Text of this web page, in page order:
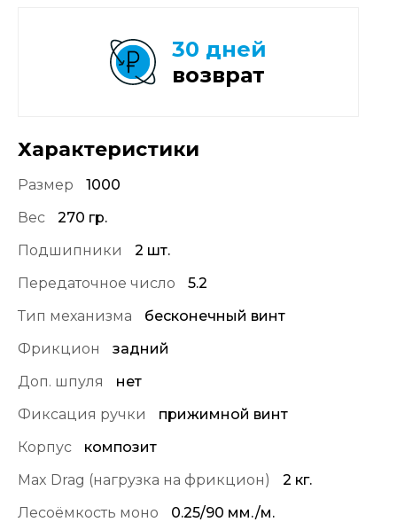
Характеристики
Размер
1000
Вес
270 гр.
Подшипники
2 шт.
Передаточное число
5.2
Тип механизма
бесконечный винт
Фрикцион
задний
Доп. шпуля
нет
Фиксация ручки
прижимной винт
Корпус
композит
Max Drag (нагрузка на фрикцион)
2 кг.
Лесоёмкость моно
0.25/90 мм./м.
30 дней
возврат